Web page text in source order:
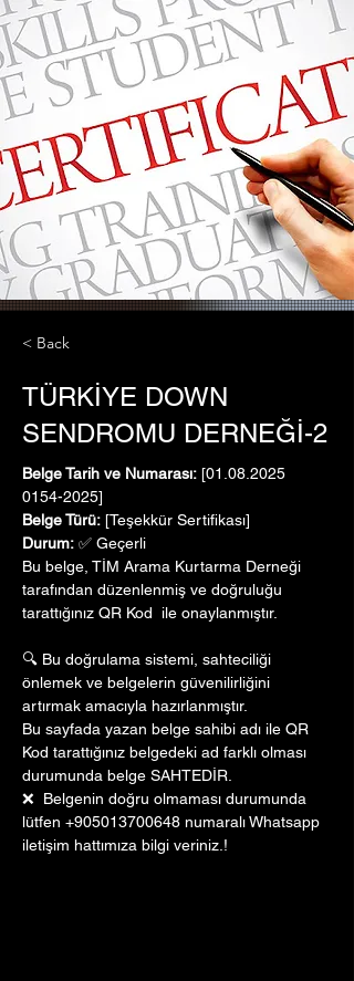
< Back
TÜRKİYE DOWN
SENDROMU DERNEĞİ-2
Belge Tarih ve Numarası: [01.08.2025
0154-2025]
Belge Türü: [Teşekkür Sertifikası]
Durum: ✅ Geçerli
Bu belge, TİM Arama Kurtarma Derneği
tarafından düzenlenmiş ve doğruluğu
tarattığınız QR Kod  ile onaylanmıştır.
🔍 Bu doğrulama sistemi, sahteciliği
önlemek ve belgelerin güvenilirliğini
artırmak amacıyla hazırlanmıştır.
Bu sayfada yazan belge sahibi adı ile QR
Kod tarattığınız belgedeki ad farklı olması
durumunda belge SAHTEDİR.
❌  Belgenin doğru olmaması durumunda
lütfen +905013700648 numaralı Whatsapp
iletişim hattımıza bilgi veriniz.!